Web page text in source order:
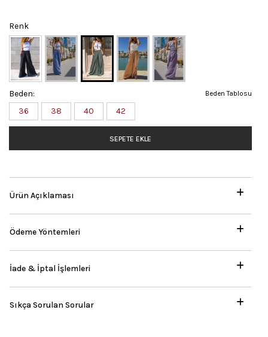
Renk
Beden Tablosu
Beden:
36
38 40 42
SEPETE EKLE
Ürün Açıklaması
Ödeme Yöntemleri
İade & İptal İşlemleri
Sıkça Sorulan Sorular